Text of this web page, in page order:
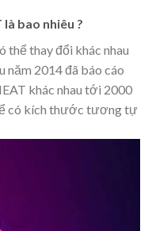
bao nhiêu ?
thể thay đổi khác nhau
2014 đã báo cáo
khác nhau tới 2000
có kích thước tương tự